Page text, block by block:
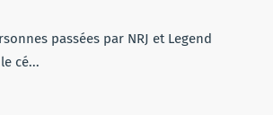
passées par NRJ et Legend
cé...